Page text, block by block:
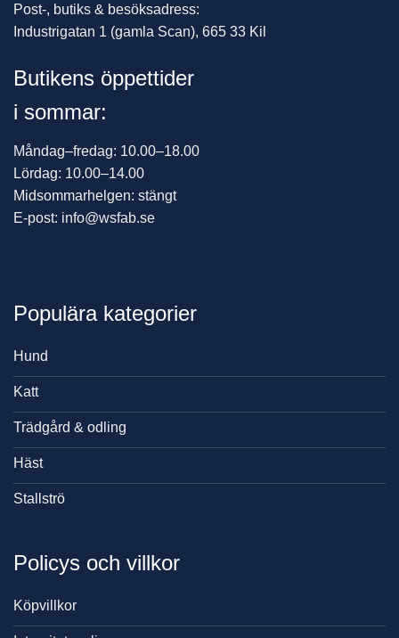
Post-, butiks & besöksadress:
Industrigatan 1 (gamla Scan), 665 33 Kil
Butikens öppettider
i sommar:
Måndag–fredag: 10.00–18.00
Lördag: 10.00–14.00
Midsommarhelgen: stängt
E-post: info@wsfab.se
Populära kategorier
Hund
Katt
Trädgård & odling
Häst
Stallströ
Policys och villkor
Köpvillkor